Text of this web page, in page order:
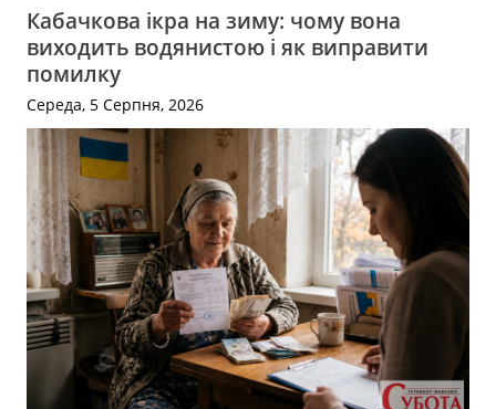
Кабачкова ікра на зиму: чому вона
виходить водянистою і як виправити
помилку
Середа, 5 Серпня, 2026